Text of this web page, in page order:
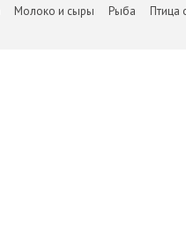
Молоко и сыры Рыба
Птица